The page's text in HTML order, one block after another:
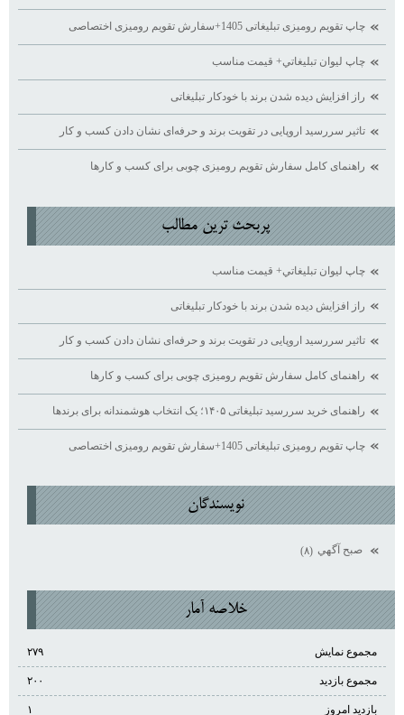
چاپ تقویم رومیزی تبلیغاتی 1405+سفارش تقویم رومیزی اختصاصی
چاپ ليوان تبليغاتي+ قيمت مناسب
راز افزایش دیده ‌شدن برند با خودکار تبلیغاتی
تاثیر سررسید اروپایی در تقویت برند و حرفه‌ای نشان دادن کسب ‌و کار
راهنمای کامل سفارش تقویم رومیزی چوبی برای کسب ‌و کارها
پربحث ترين مطالب
چاپ ليوان تبليغاتي+ قيمت مناسب
راز افزایش دیده ‌شدن برند با خودکار تبلیغاتی
تاثیر سررسید اروپایی در تقویت برند و حرفه‌ای نشان دادن کسب ‌و کار
راهنمای کامل سفارش تقویم رومیزی چوبی برای کسب ‌و کارها
راهنمای خرید سررسید تبلیغاتی ۱۴۰۵؛ یک انتخاب هوشمندانه برای برندها
چاپ تقویم رومیزی تبلیغاتی 1405+سفارش تقویم رومیزی اختصاصی
نويسندگان
صبح آگهي (۸)
خلاصه آمار
مجموع نمایش‌ ۲۷۹
مجموع بازدید ۲۰۰
بازدید امروز ۱